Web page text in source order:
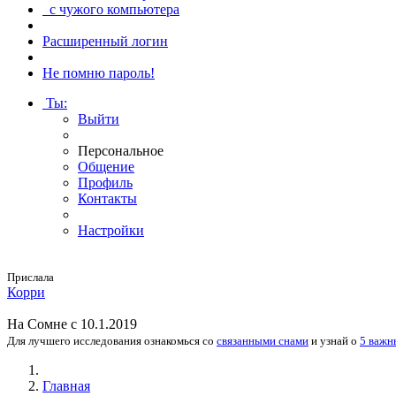
с чужого компьютера
Расширенный логин
Не помню пароль!
Ты:
Выйти
Персональное
Общение
Профиль
Контакты
Настройки
Прислала
Корри
На Сомне с 10.1.2019
Для лучшего исследования ознакомься со связанными снами и узнай о 5
Главная